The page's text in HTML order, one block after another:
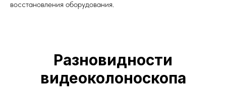
восстановления оборудования.
Разновидности
видеоколоноскопа